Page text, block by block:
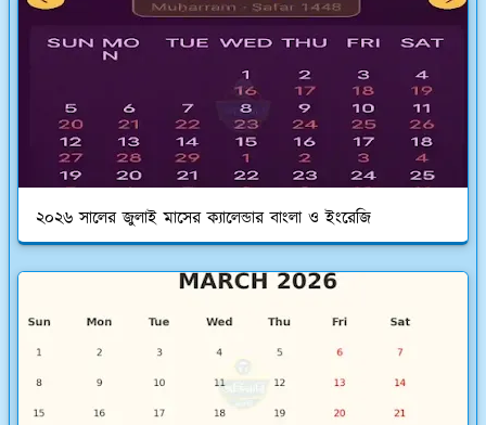
২০২৬ সালের জুলাই মাসের ক্যালেন্ডার বাংলা ও ইংরেজি